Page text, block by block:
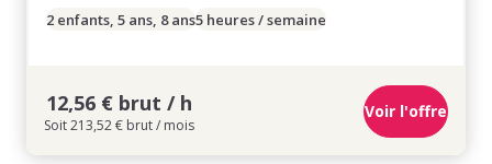
2 enfants, 5 ans, 8 ans5 heures / semaine
12,56 € brut / h
Soit 213,52 € brut / mois
Voir l'offre